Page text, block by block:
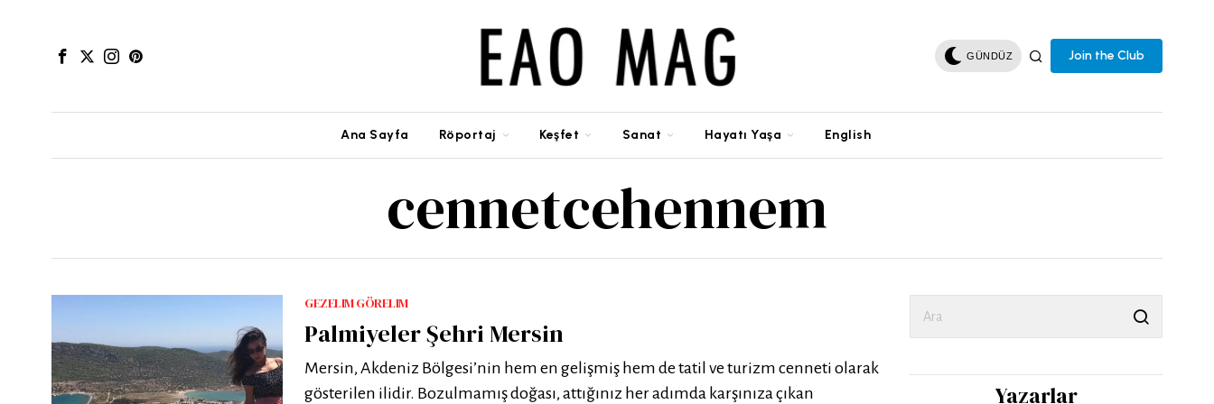
GÜNDÜZ Join the Club
Ana Sayfa Röportaj Keşfet Sanat Hayatı Yaşa English
cennetcehennem
GEZELIM GÖRELIM
Palmiyeler Şehri Mersin
Mersin, Akdeniz Bölgesi’nin hem en gelişmiş hem de tatil ve turizm cenneti olarak
gösterilen ilidir. Bozulmamış doğası, attığınız her adımda karşınıza çıkan
Yazarlar